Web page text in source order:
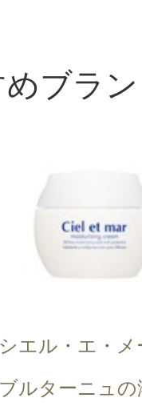
めブラ
シエル・エ・メ
ブルターニュの